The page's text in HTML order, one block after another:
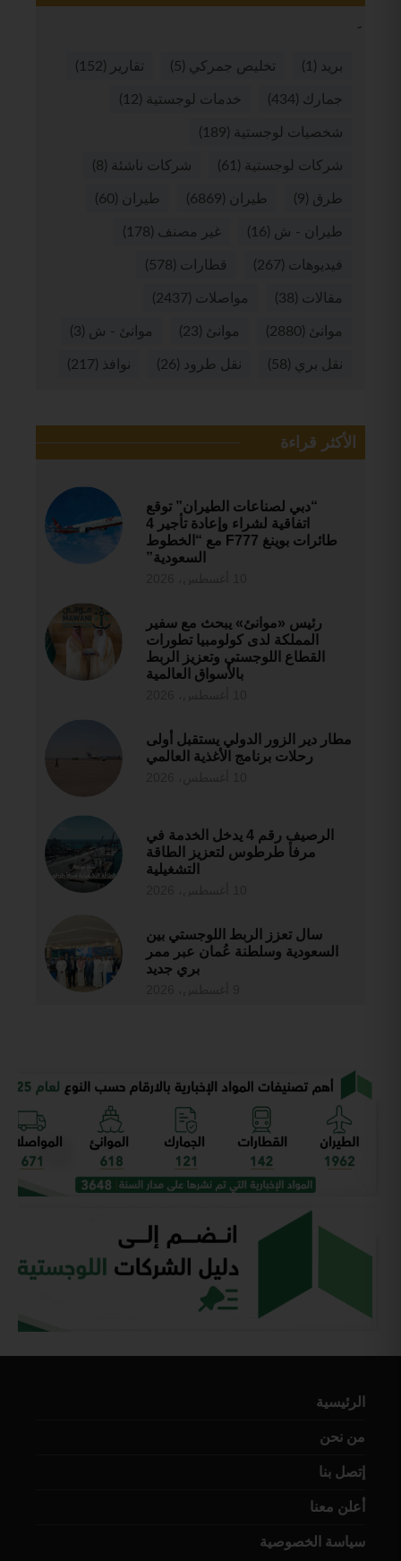
بريد (1) تخليص جمركي (5) تقارير (152)
جمارك (434) خدمات لوجستية (12)
شخصيات لوجستية (189)
شركات لوجستية (61) شركات ناشئة (8)
طرق (9) طيران (6869) طيران (60)
طيران - ش (16) غير مصنف (178)
فيديوهات (267) قطارات (578)
مقالات (38) مواصلات (2437)
موانئ (2880) موانئ (23) موانئ - ش (3)
نقل بري (58) نقل طرود (26) نوافذ (217)
الأكثر قراءة
“دبي لصناعات الطيران” توقع
اتفاقية لشراء وإعادة تأجير 4
طائرات بوينغ F777 مع “الخطوط
السعودية”
رئيس «موانئ» يبحث مع سفير
المملكة لدى كولومبيا تطورات
القطاع اللوجستي وتعزيز الربط
بالأسواق العالمية
مطار دير الزور الدولي يستقبل أولى
رحلات برنامج الأغذية العالمي
الرصيف رقم 4 يدخل الخدمة في
مرفأ طرطوس لتعزيز الطاقة
التشغيلية
سال تعزز الربط اللوجستي بين
السعودية وسلطنة عُمان عبر ممر
بري جديد
الرئيسية
من نحن
إتصل بنا
أعلن معنا
سياسة الخصوصية